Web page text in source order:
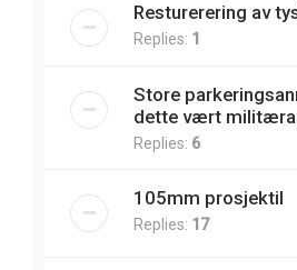
Resturerering av
Replies: 1
Store
dette vært
Replies: 6
105mm prosjektil
Replies: 17